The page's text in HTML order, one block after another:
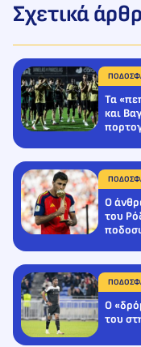
Σχετικά
Τα
και
Ο
του
O
του